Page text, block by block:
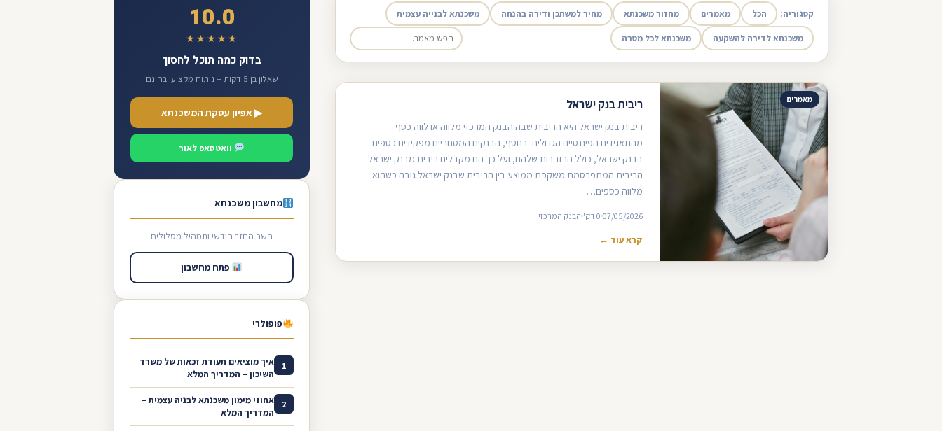
קטגוריה: הכל מאמרים מחזור משכנתא מחיר למשתכן ודירה בהנחה משכנתא לבנייה עצמית
משכנתא לדירה להשקעה משכנתא לכל מטרה
מאמרים ריבית בנק ישראל
ריבית בנק ישראל היא הריבית שבה הבנק המרכזי מלווה או לווה כסף
מהתאגידים הפיננסיים הגדולים. בנוסף, הבנקים המסחריים מפקידים כספים
בבנק ישראל, כולל הרזרבות שלהם, ועל כך הם מקבלים ריבית מבנק ישראל.
הריבית המתפרסמת משקפת ממוצע בין הריבית שבנק ישראל גובה כשהוא
מלווה כספים…
07/05/2026 0 דק' הבנק המרכזי
קרא עוד ←
10.0
★★★★★
בדוק כמה תוכל לחסוך
שאלון בן 5 דקות + ניתוח מקצועי בחינם
▶ אפיון עסקת המשכנתא
וואטסאפ לאור
מחשבון משכנתא
חשב החזר חודשי ותמהיל מסלולים
פתח מחשבון
פופולרי
1
איך מוציאים תעודת זכאות של משרד
השיכון – המדריך המלא
2
אחוזי מימון משכנתא לבניה עצמית –
המדריך המלא